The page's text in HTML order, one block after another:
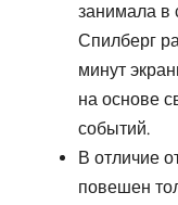
занимала в
Спилберг
минут
на основе
событий.
В отличие
повешен